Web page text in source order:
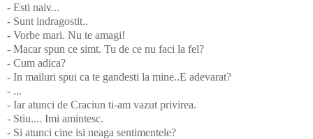
- Esti naiv...
- Sunt indragostit..
- Vorbe mari. Nu te amagi!
- Macar spun ce simt. Tu de ce nu faci la fel?
- Cum adica?
- In mailuri spui ca te gandesti la mine..E adevarat?
- ...
- Iar atunci de Craciun ti-am vazut privirea.
- Stiu.... Imi amintesc.
- Si atunci cine isi neaga sentimentele?